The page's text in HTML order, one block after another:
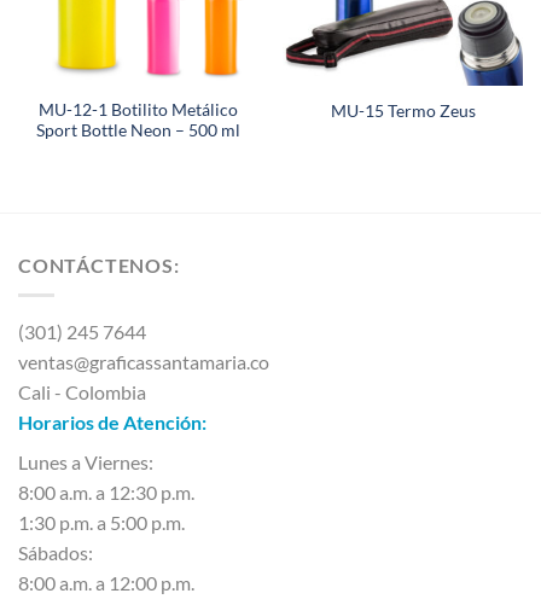
MU-12-1 Botilito Metálico
Sport Bottle Neon – 500 ml
MU-15 Termo Zeus
CONTÁCTENOS:
(301) 245 7644
ventas@graficassantamaria.co
Cali - Colombia
Horarios de Atención:
Lunes a Viernes:
8:00 a.m. a 12:30 p.m.
1:30 p.m. a 5:00 p.m.
Sábados:
8:00 a.m. a 12:00 p.m.